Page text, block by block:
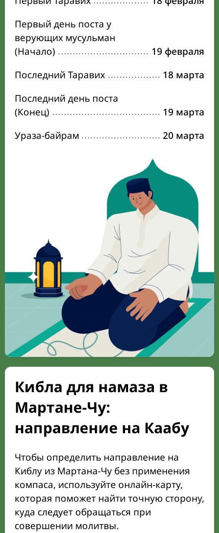
Первый день поста у
верующих мусульман
(Начало)
19 февраля
Последний Таравих
18 марта
Последний день поста
(Конец)
19 марта
Ураза-байрам
20 марта
Кибла для намаза в
Мартане-Чу:
направление на Каабу
Чтобы определить направление на
Киблу из Мартана-Чу без применения
компаса, используйте онлайн-карту,
которая поможет найти точную сторону,
куда следует обращаться при
совершении молитвы.